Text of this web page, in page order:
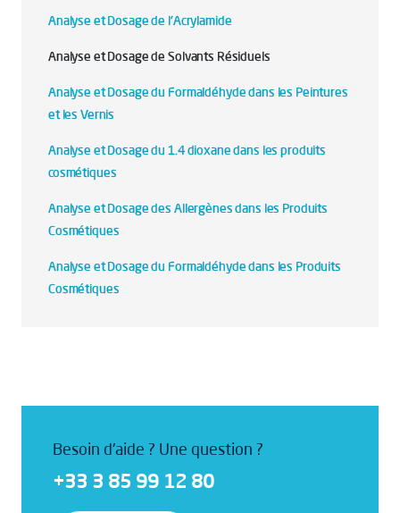
Analyse et Dosage de l'Acrylamide
Analyse et Dosage de Solvants Résiduels
Analyse et Dosage du Formaldéhyde dans les Peintures
et les Vernis
Analyse et Dosage du 1.4 dioxane dans les produits
cosmétiques
Analyse et Dosage des Allergènes dans les Produits
Cosmétiques
Analyse et Dosage du Formaldéhyde dans les Produits
Cosmétiques
Besoin d'aide ? Une question ?
+33 3 85 99 12 80